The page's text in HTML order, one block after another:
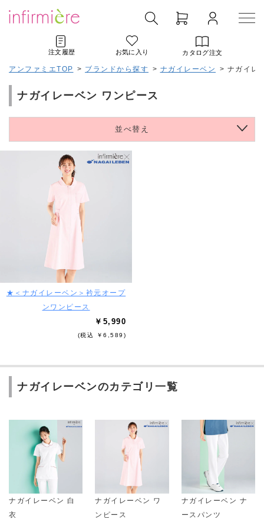
注文履歴 お気に入り カタログ注文
アンファミエTOP > ブランドから探す > ナガイレーベン > ナガイレ
ナガイレーベン ワンピース
並べ替え
★＜ナガイレーベン＞衿元オープ
ンワンピース
￥5,990
(税込 ￥6,589)
ナガイレーベンのカテゴリ一覧
ナガイレーベン 白
衣
ナガイレーベン ワ
ンピース
ナガイレーベン ナ
ースパンツ